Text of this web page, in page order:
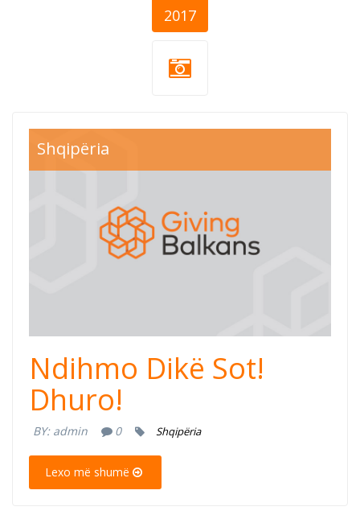
2017
Shqipëria
Ndihmo Dikë Sot!
Dhuro!
BY: admin 0 Shqipëria
Lexo më shumë